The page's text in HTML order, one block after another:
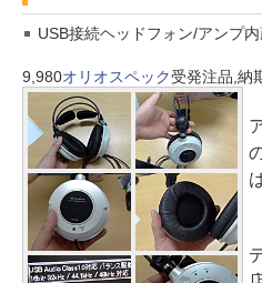
USB接続ヘッドフォン/アンプ
9,980オリオスペック受発注品,納